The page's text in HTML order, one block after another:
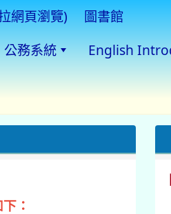
網頁瀏覽)
圖書館
公務系統
English
：
:::